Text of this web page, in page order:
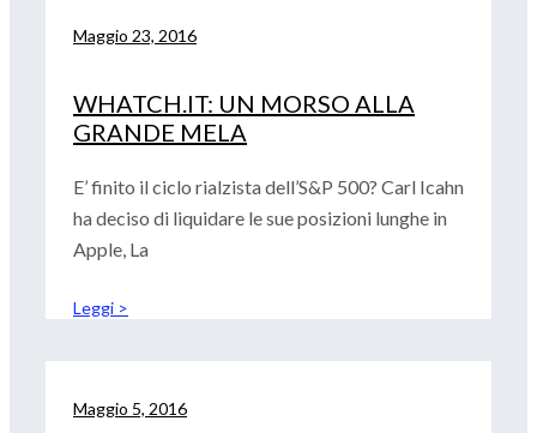
Maggio 23, 2016
WHATCH.IT: UN MORSO ALLA
GRANDE MELA
E’ finito il ciclo rialzista dell’S&P 500? Carl Icahn
ha deciso di liquidare le sue posizioni lunghe in
Apple, La
Leggi >
Maggio 5, 2016